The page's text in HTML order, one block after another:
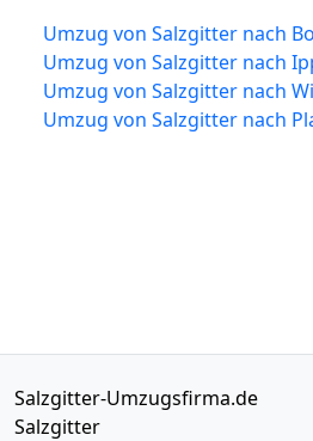
Umzug von Salzgitter nach
Umzug von Salzgitter nach
Umzug von Salzgitter nach
Umzug von Salzgitter nach
Salzgitter-Umzugsfirma.de
Salzgitter